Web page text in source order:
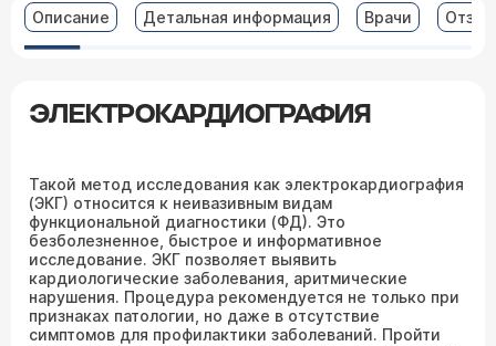
Описание Детальная информация Врачи
ЭЛЕКТРОКАРДИОГРАФИЯ
Такой метод исследования как электрокардиография
(ЭКГ) относится к неивазивным видам
функциональной диагностики (ФД). Это
безболезненное, быстрое и информативное
исследование. ЭКГ позволяет выявить
кардиологические заболевания, аритмические
нарушения. Процедура рекомендуется не только при
признаках патологии, но даже в отсутствие
симптомов для профилактики заболеваний. Пройти